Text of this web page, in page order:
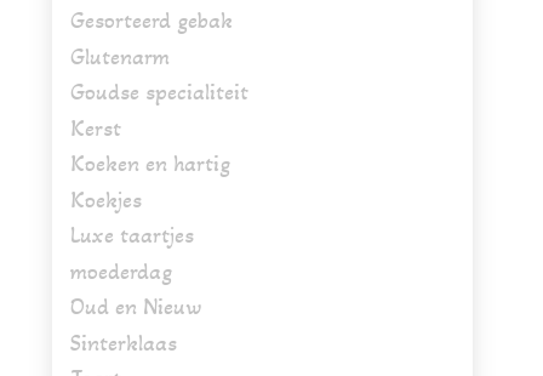
Gesorteerd gebak
Glutenarm
Goudse specialiteit
Kerst
Koeken en hartig
Koekjes
Luxe taartjes
moederdag
Oud en Nieuw
Sinterklaas